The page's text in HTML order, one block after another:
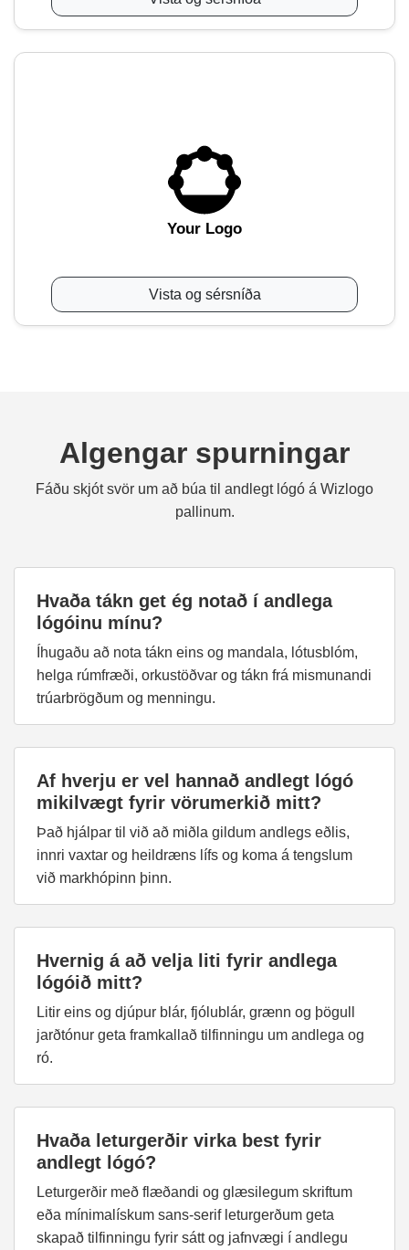
Your Logo
Vista og sérsníða
Algengar spurningar
Fáðu skjót svör um að búa til andlegt lógó á Wizlogo
pallinum.
Hvaða tákn get ég notað í andlega
lógóinu mínu?
Íhugaðu að nota tákn eins og mandala, lótusblóm,
helga rúmfræði, orkustöðvar og tákn frá mismunandi
trúarbrögðum og menningu.
Af hverju er vel hannað andlegt lógó
mikilvægt fyrir vörumerkið mitt?
Það hjálpar til við að miðla gildum andlegs eðlis,
innri vaxtar og heildræns lífs og koma á tengslum
við markhópinn þinn.
Hvernig á að velja liti fyrir andlega
lógóið mitt?
Litir eins og djúpur blár, fjólublár, grænn og þögull
jarðtónur geta framkallað tilfinningu um andlega og
ró.
Hvaða leturgerðir virka best fyrir
andlegt lógó?
Leturgerðir með flæðandi og glæsilegum skriftum
eða mínimalískum sans-serif leturgerðum geta
skapað tilfinningu fyrir sátt og jafnvægi í andlegu